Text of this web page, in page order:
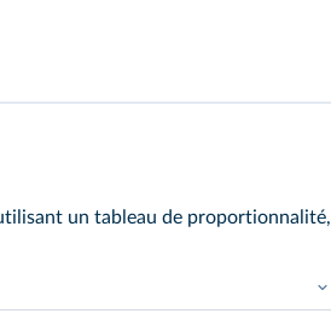
un tableau de proportionnalité,